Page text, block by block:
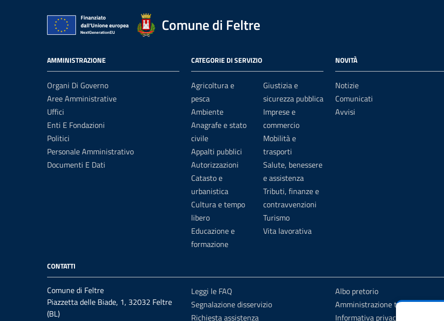
Comune di Feltre
AMMINISTRAZIONE
Organi Di Governo
Aree Amministrative
Uffici
Enti E Fondazioni
Politici
Personale Amministrativo
Documenti E Dati
CATEGORIE DI SERVIZIO
Agricoltura e
pesca
Ambiente
Anagrafe e stato
civile
Appalti pubblici
Autorizzazioni
Catasto e
urbanistica
Cultura e tempo
libero
Educazione e
formazione
Giustizia e
sicurezza pubblica
Imprese e
commercio
Mobilità e
trasporti
Salute, benessere
e assistenza
Tributi, finanze e
contravvenzioni
Turismo
Vita lavorativa
NOVITÀ
Notizie
Comunicati
Avvisi
CONTATTI
Comune di Feltre
Piazzetta delle Biade, 1, 32032 Feltre
(BL)
Leggi le FAQ
Segnalazione disservizio
Richiesta assistenza
Albo pretorio
Amministrazione trasparente
Informativa privacy